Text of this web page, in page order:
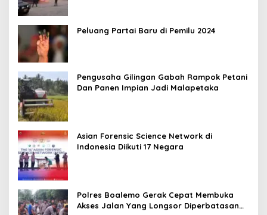
Peluang Partai Baru di Pemilu 2024
Pengusaha Gilingan Gabah Rampok Petani
Dan Panen Impian Jadi Malapetaka
Asian Forensic Science Network di
Indonesia Diikuti 17 Negara
Polres Boalemo Gerak Cepat Membuka
Akses Jalan Yang Longsor Diperbatasan